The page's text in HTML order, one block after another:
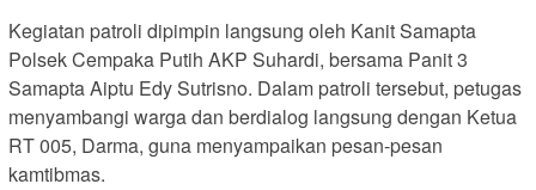
Kegiatan patroli dipimpin langsung oleh Kanit Samapta
Polsek Cempaka Putih AKP Suhardi, bersama Panit 3
Samapta Aiptu Edy Sutrisno. Dalam patroli tersebut, petugas
menyambangi warga dan berdialog langsung dengan Ketua
RT 005, Darma, guna menyampaikan pesan-pesan
kamtibmas.